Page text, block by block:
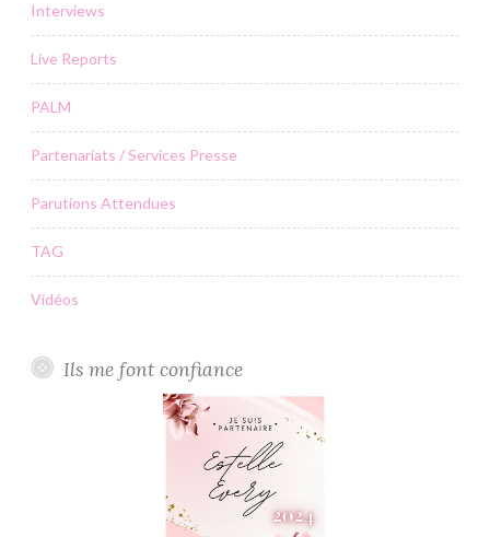
Interviews
Live Reports
PALM
Partenariats / Services Presse
Parutions Attendues
TAG
Vidéos
Ils me font confiance